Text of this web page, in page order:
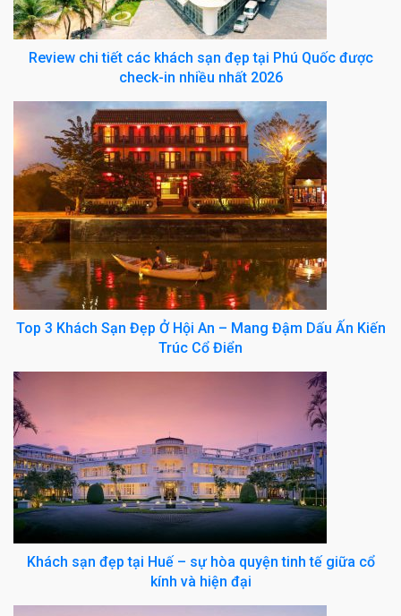
Review chi tiết các khách sạn đẹp tại Phú Quốc được
check-in nhiều nhất 2026
Top 3 Khách Sạn Đẹp Ở Hội An – Mang Đậm Dấu Ấn Kiến
Trúc Cổ Điển
Khách sạn đẹp tại Huế – sự hòa quyện tinh tế giữa cổ
kính và hiện đại